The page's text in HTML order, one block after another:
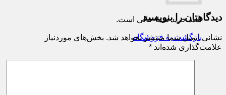
سبد خرید شما خالی است.
بازگشت به فروشگاه
دیدگاهتان را بنویسید
نشانی ایمیل شما منتشر نخواهد شد. بخش‌های موردنیاز
علامت‌گذاری شده‌اند *